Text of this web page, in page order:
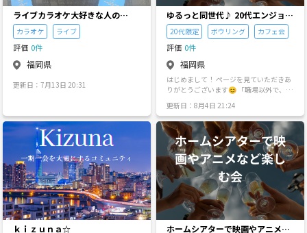
のマルチの集まりが多く、せっかくイベ
ントを通じて仲良くなれたのに「勧誘の
ためだったのか」と落胆することも多々
ありました。 "友達作りイベント"="怪し
い団体" そんな固定概念を覆すべく、 そ
して一人でも多く勧誘被害に遭う方を減
らしたい、安心して友達を作れる場所を
--------------------------------------------------------------
ア:天神、北九州、久留米 🔶活動内容: イ
ンドアからアウトドアまで様々なジャン
ルのイベントを毎週開催しております！
全てのイベントは月に1回だけなのでお気
に入りのイベントが見つかりましたら毎
月の楽しみができます😊 企画しているイ
ベントをご紹介すると、 ノンアルボード
ゲーム会、ボドゲ飲み会、本格的ボドゲ
会、人生ゲーム会、ノンアル人狼会、人
狼飲み会、マーダーミステリー会、居酒
屋飲み会、チーム対抗早押しクイズ大
会、タコパ&ボドゲParty、カラオケ会、
代-30代の方が多めのサークルになると思
います！ 🔸アニメ漫画映画オカルト都市
伝説音楽などなど 何かしらのサブカルチ
ャー好きの方(知識浅くてもオッケーで
す) 🔸基本社会人の方ならどなたでもオ
ッケーです！ 【注意事項】 ・営業行為、
他イベントへの勧誘行為は御遠慮下さ
い！ ・過度な接触、ナンパ、無理矢理な
連絡先交換は御遠慮ください！ ・宗教、
MLM、ビジネスの勧誘は絶対にNGでお願
いします！された方は即刻お帰り頂き今
後のイベント出禁とさせて頂きます！ ・
全ての方が気持ちよくイベントができる
ようにご協力お願いいたします！ ・ご理
解頂けない場合はイベント参加をお断り
することがございますのでご了承くださ
い！
ライブカラオケ大好きな人の
会！！
カラオケ ライブ
評価 0件
福岡県
更新日：7月13日 20:31
ゆるっと同世代♪ 20代エンジョイ
サークル
20代限定 ボウリング カフェ会
評価 0件
福岡県
はじめまして！ ページを見ていただきあ
りがとうございます😊 「職場以外で、同
思い、新しく20代限定の社会人サークル
を立ち上げました✨ 週末に集まって、ワ
イワイ楽しめる場所を作っていきたいと
思っています！ 🚗 どんな活動をするの？
飲み会・カフェ巡り： 美味しいものを食
べてリフレッシュ🍻 ドライブ・お出か
け： 週末に少し足を伸ばして気分転換🚗
スポーツ・アクティビティ： ボウリング
や軽いスポーツなど、みんなで体を動か
して遊ぶ企画もやっていきます！ ガチガ
チの部活のような雰囲気ではなく、「週
末暇だから遊ぼう〜！」と誘い合えるよ
更新日：8月4日 21:24
ｋｉｚｕｎａ☆
ホームシアターで映画やアニメな